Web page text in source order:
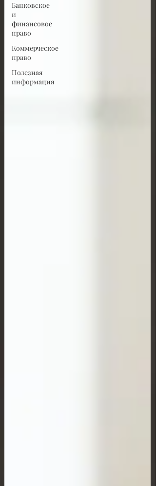
Банковское
и
финансовое
право
Коммерческое
право
Полезная
информация